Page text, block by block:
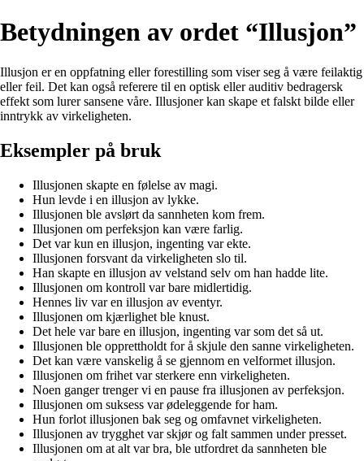
Betydningen av ordet “Illusjon”
Illusjon er en oppfatning eller forestilling som viser seg å være feilaktig
eller feil. Det kan også referere til en optisk eller auditiv bedragersk
effekt som lurer sansene våre. Illusjoner kan skape et falskt bilde eller
inntrykk av virkeligheten.
Eksempler på bruk
Illusjonen skapte en følelse av magi.
Hun levde i en illusjon av lykke.
Illusjonen ble avslørt da sannheten kom frem.
Illusjonen om perfeksjon kan være farlig.
Det var kun en illusjon, ingenting var ekte.
Illusjonen forsvant da virkeligheten slo til.
Han skapte en illusjon av velstand selv om han hadde lite.
Illusjonen om kontroll var bare midlertidig.
Hennes liv var en illusjon av eventyr.
Illusjonen om kjærlighet ble knust.
Det hele var bare en illusjon, ingenting var som det så ut.
Illusjonen ble opprettholdt for å skjule den sanne virkeligheten.
Det kan være vanskelig å se gjennom en velformet illusjon.
Illusjonen om frihet var sterkere enn virkeligheten.
Noen ganger trenger vi en pause fra illusjonen av perfeksjon.
Illusjonen om suksess var ødeleggende for ham.
Hun forlot illusjonen bak seg og omfavnet virkeligheten.
Illusjonen av trygghet var skjør og falt sammen under presset.
Illusjonen om at alt var bra, ble utfordret da sannheten ble